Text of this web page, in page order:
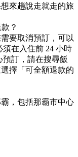
來趟說走就走的旅
？
需要取消預訂，可以
在入住前 24 小時
訂，請在搜尋飯
擇「可全額退款的
，包括那霸市中心